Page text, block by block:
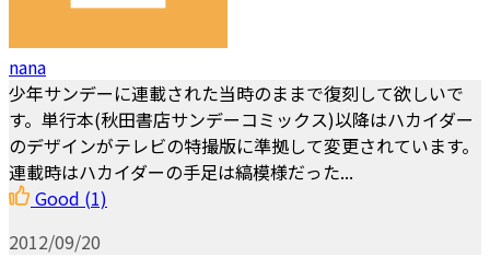
nana
少年サンデーに連載された当時のままで復刻して欲しいで
す。単行本(秋田書店サンデーコミックス)以降はハカイダー
のデザインがテレビの特撮版に準拠して変更されています。
連載時はハカイダーの手足は縞模様だった...
Good (1)
2012/09/20